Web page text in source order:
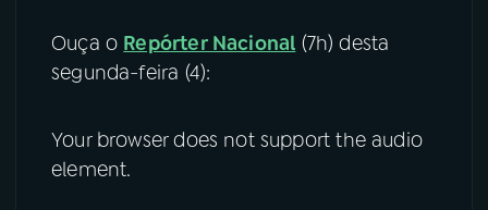
Ouça o Repórter Nacional (7h) desta
segunda-feira (4):
Your browser does not support the audio
element.